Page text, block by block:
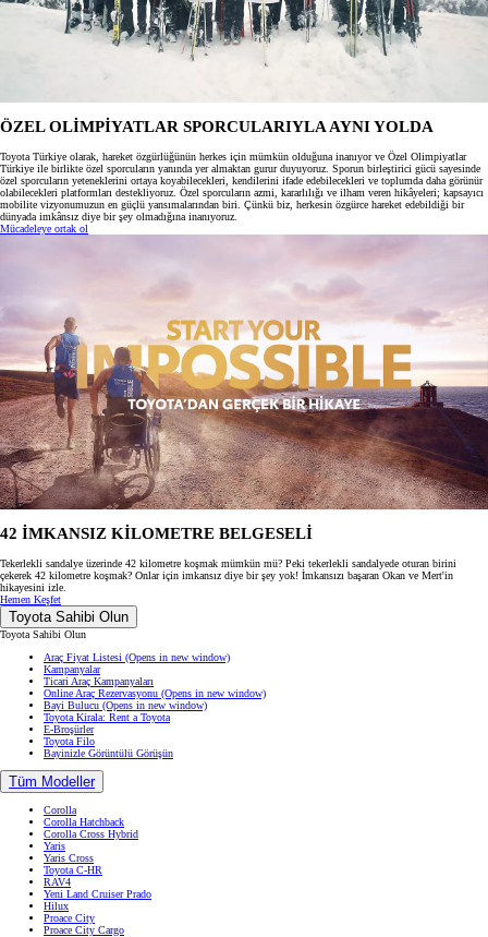
ÖZEL OLİMPİYATLAR SPORCULARIYLA AYNI YOLDA
Toyota Türkiye olarak, hareket özgürlüğünün herkes için mümkün olduğuna inanıyor ve Özel Olimpiyatlar
Türkiye ile birlikte özel sporcuların yanında yer almaktan gurur duyuyoruz. Sporun birleştirici gücü sayesinde
özel sporcuların yeteneklerini ortaya koyabilecekleri, kendilerini ifade edebilecekleri ve toplumda daha görünür
olabilecekleri platformları destekliyoruz. Özel sporcuların azmi, kararlılığı ve ilham veren hikâyeleri; kapsayıcı
mobilite vizyonumuzun en güçlü yansımalarından biri. Çünkü biz, herkesin özgürce hareket edebildiği bir
dünyada imkânsız diye bir şey olmadığına inanıyoruz.
Mücadeleye ortak ol
42 İMKANSIZ KİLOMETRE BELGESELİ
Tekerlekli sandalye üzerinde 42 kilometre koşmak mümkün mü? Peki tekerlekli sandalyede oturan birini
çekerek 42 kilometre koşmak? Onlar için imkansız diye bir şey yok! İmkansızı başaran Okan ve Mert'in
hikayesini izle.
Hemen Keşfet
Toyota Sahibi Olun
Toyota Sahibi Olun
Araç Fiyat Listesi (Opens in new window)
Kampanyalar
Ticari Araç Kampanyaları
Online Araç Rezervasyonu (Opens in new window)
Bayi Bulucu (Opens in new window)
Toyota Kirala: Rent a Toyota
E-Broşürler
Toyota Filo
Bayinizle Görüntülü Görüşün
Tüm Modeller
Corolla
Corolla Hatchback
Corolla Cross Hybrid
Yaris
Yaris Cross
Toyota C-HR
RAV4
Yeni Land Cruiser Prado
Hilux
Proace City
Proace City Cargo